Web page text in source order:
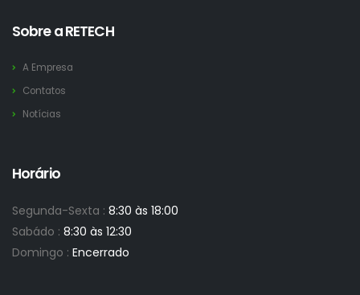
Sobre a RETECH
A Empresa
Contatos
Notícias
Horário
Segunda-Sexta : 8:30 às 18:00
Sabádo : 8:30 às 12:30
Domingo : Encerrado